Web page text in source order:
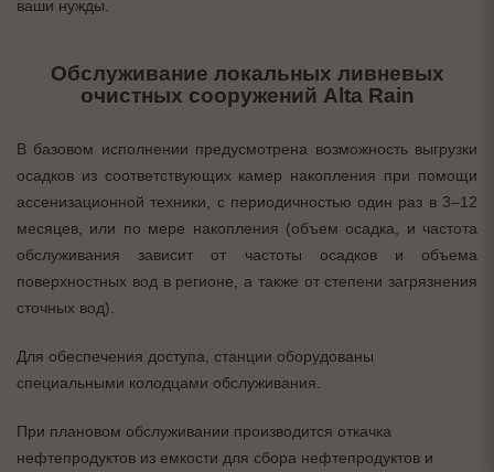
ваши нужды.
Обслуживание локальных ливневых
очистных сооружений Alta Rain
В базовом исполнении предусмотрена возможность выгрузки
осадков из соответствующих камер накопления при помощи
ассенизационной техники, с периодичностью один раз в 3–12
месяцев, или по мере накопления (объем осадка, и частота
обслуживания зависит от частоты осадков и объема
поверхностных вод в регионе, а также от степени загрязнения
сточных вод).
Для обеспечения доступа, станции оборудованы
специальными колодцами обслуживания.
При плановом обслуживании производится откачка
нефтепродуктов из емкости для сбора нефтепродуктов и